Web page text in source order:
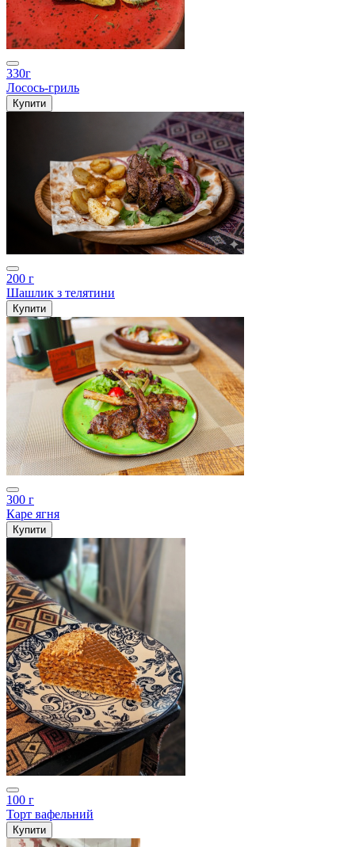
330г
Лосось-гриль
Купити
200 г
Шашлик з телятини
Купити
300 г
Каре ягня
Купити
100 г
Торт вафельний
Купити